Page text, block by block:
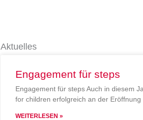
Aktuelles
Engagement für steps
Engagement für steps Auch in diesem
for children erfolgreich an der
WEITERLESEN »